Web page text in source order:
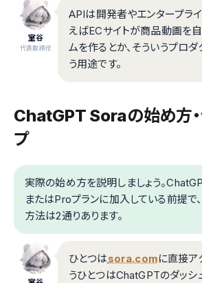
室谷
代表取締役
APIは開発者やエンタープラ
えばECサイトが商品動画を
ムを作るとか、そういうプロ
う用途です。
ChatGPT Soraの始め方
プ
実際の始め方を説明しましょう。
またはProプランに加入している前提で
方法は2通りあります。
ひとつはsora.comに直接ア
うひとつはChatGPTのダッシ